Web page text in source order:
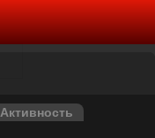
Активность